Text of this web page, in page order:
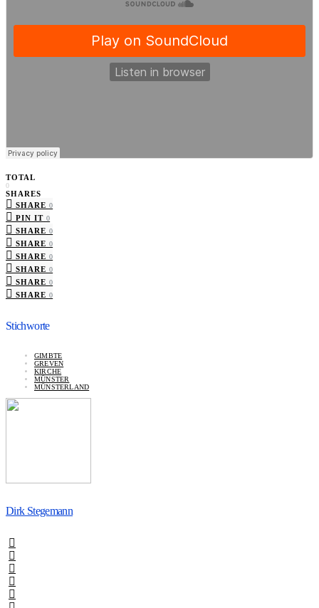
TOTAL
0
SHARES
SHARE 0
PIN IT 0
SHARE 0
SHARE 0
SHARE 0
SHARE 0
SHARE 0
SHARE 0
Stichworte
GIMBTE
GREVEN
KIRCHE
MÜNSTER
MÜNSTERLAND
Dirk Stegemann